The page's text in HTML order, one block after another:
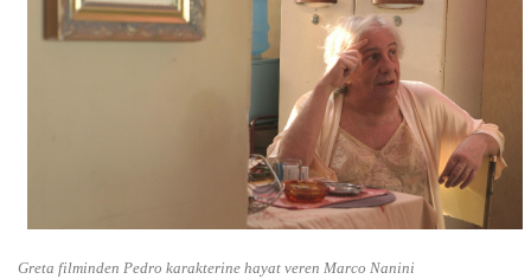
Greta filminden Pedro karakterine hayat veren Marco Nanini